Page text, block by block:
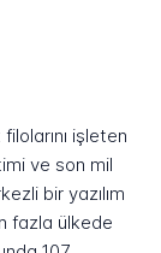
işleten
ve son mil
bir yazılım
fazla ülkede